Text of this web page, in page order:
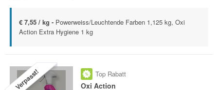
€ 7,55 / kg - Powerweiss/Leuchtende Farben 1,125 kg, Oxi
Action Extra Hygiene 1 kg
Verpasst! Top Rabatt
Oxi Action